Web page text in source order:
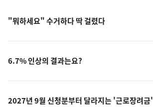
"뭐하세요" 수거하다 딱 걸렸다
6.7% 인상의 결과는요?
2027년 9월 신청분부터 달라지는 '근로장려금'